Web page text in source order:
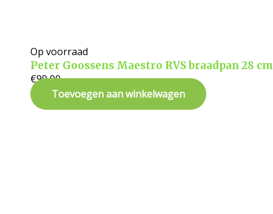
Op voorraad
Peter Goossens Maestro RVS braadpan 28 cm
€99,90
Toevoegen aan winkelwagen